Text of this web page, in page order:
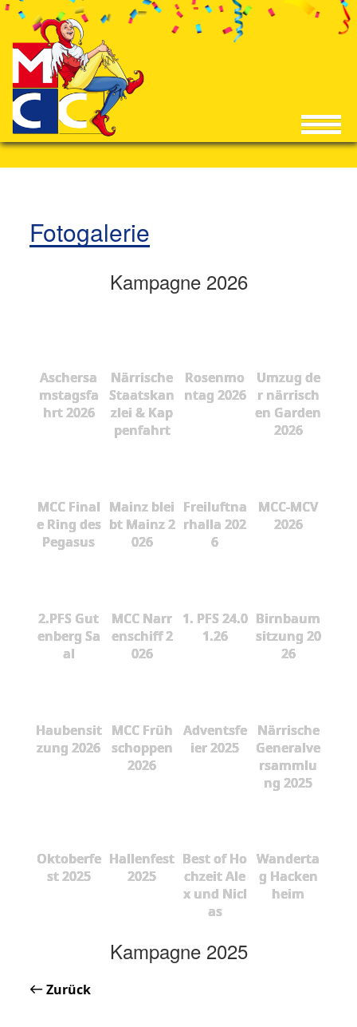
Fotogalerie
Kampagne 2026
Aschersa
mstagsfa
hrt 2026
Närrische
Staatskan
zlei & Kap
penfahrt
Rosenmo
ntag 2026
Umzug de
r närrisch
en Garden
2026
MCC Final
e Ring des
Pegasus
Mainz blei
bt Mainz 2
026
Freiluftna
rhalla 202
6
MCC-MCV
2026
2.PFS Gut
enberg Sa
al
MCC Narr
enschiff 2
026
1. PFS 24.0
1.26
Birnbaum
sitzung 20
26
Haubensit
zung 2026
MCC Früh
schoppen
2026
Adventsfe
ier 2025
Närrische
Generalve
rsammlu
ng 2025
Oktoberfe
st 2025
Hallenfest
2025
Best of Ho
chzeit Ale
x und Nicl
as
Wanderta
g Hacken
heim
Kampagne 2025
Zurück